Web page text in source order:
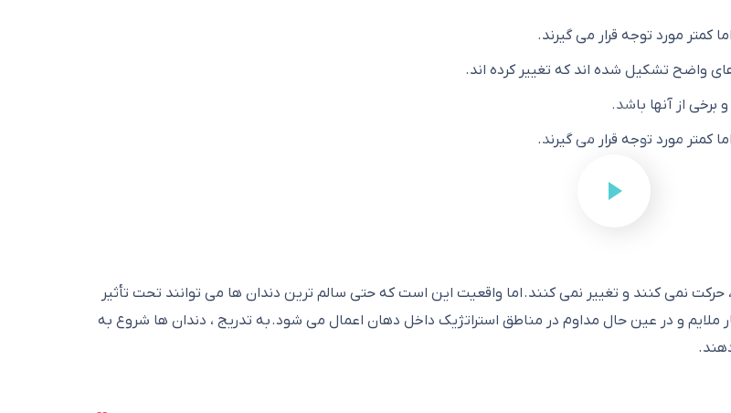
مورد توجه قرار می گیرند.
از آنها باشد.
مورد توجه قرار می گیرند.
حرکت نمی کنند و تغییر نمی کنند.اما واقعیت این است که حتی سالم ترین دندان ها می توانند تحت تأثیر
ملایم و در عین حال مداوم در مناطق استراتژیک داخل دهان اعمال می شود.به تدریج ، دندان ها شروع به